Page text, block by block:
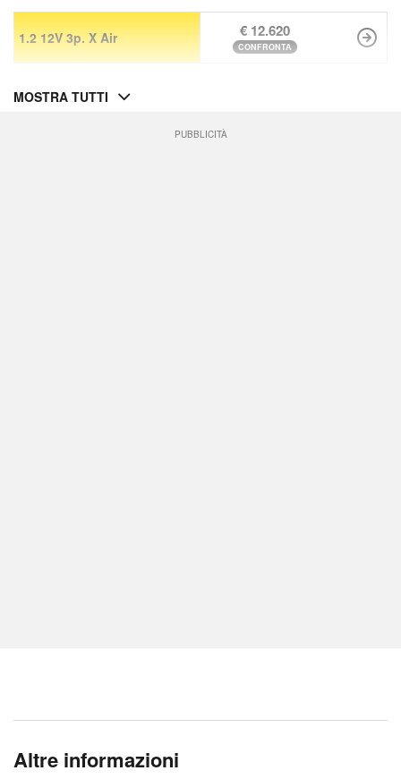
1.2 12V 3p. X Air € 12.620
CONFRONTA
MOSTRA TUTTI
PUBBLICITÀ
Altre informazioni